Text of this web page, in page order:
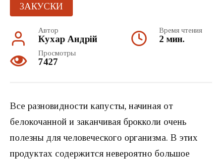
ЗАКУСКИ
Автор
Кухар Андрій
Время чтения
2 мин.
Просмотры
7427
Все разновидности капусты, начиная от
белокочанной и заканчивая брокколи очень
полезны для человеческого организма. В этих
продуктах содержится невероятно большое